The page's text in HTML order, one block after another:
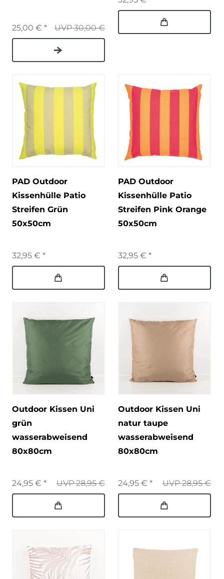
UVP 30,00 €
25,00 € *
PAD Outdoor
Kissenhülle Patio
Streifen Grün
50x50cm
32,95 € *
PAD Outdoor
Kissenhülle Patio
Streifen Pink Orange
50x50cm
32,95 € *
Outdoor Kissen Uni
grün
wasserabweisend
80x80cm
UVP 28,95 €
24,95 € *
Outdoor Kissen Uni
natur taupe
wasserabweisend
80x80cm
UVP 28,95 €
24,95 € *